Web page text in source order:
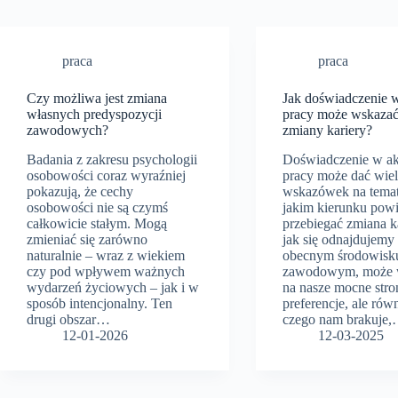
praca
Czy możliwa jest zmiana
własnych predyspozycji
zawodowych?
Badania z zakresu psychologii
osobowości coraz wyraźniej
pokazują, że cechy
osobowości nie są czymś
całkowicie stałym. Mogą
zmieniać się zarówno
naturalnie – wraz z wiekiem
czy pod wpływem ważnych
wydarzeń życiowych – jak i w
sposób intencjonalny. Ten
drugi obszar…
12-01-2026
praca
Jak doświadczenie
pracy może
zmiany kariery?
Doświadczenie w
pracy może dać
wskazówek na
jakim kierunku
przebiegać zmiana
jak się
obecnym
zawodowym, może
na nasze mocne
preferencje, ale
czego nam
12-03-2025